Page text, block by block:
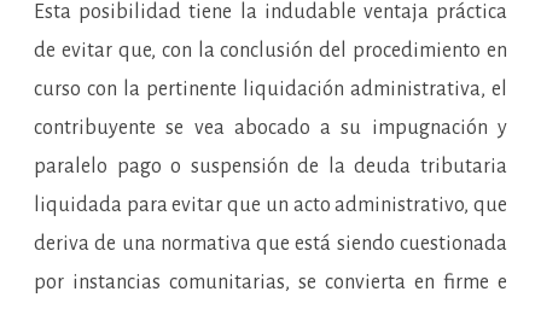
Esta posibilidad tiene la indudable ventaja práctica
de evitar que, con la conclusión del procedimiento en
curso con la pertinente liquidación administrativa, el
contribuyente se vea abocado a su impugnación y
paralelo pago o suspensión de la deuda tributaria
liquidada para evitar que un acto administrativo, que
deriva de una normativa que está siendo cuestionada
por instancias comunitarias, se convierta en firme e